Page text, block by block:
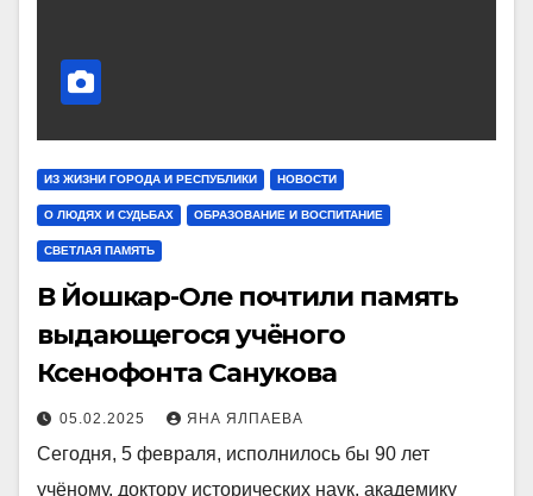
ИЗ ЖИЗНИ ГОРОДА И РЕСПУБЛИКИ НОВОСТИ
О ЛЮДЯХ И СУДЬБАХ ОБРАЗОВАНИЕ И ВОСПИТАНИЕ
СВЕТЛАЯ ПАМЯТЬ
В Йошкар-Оле почтили память
выдающегося учёного
Ксенофонта Санукова
05.02.2025 ЯНА ЯЛПАЕВА
Сегодня, 5 февраля, исполнилось бы 90 лет
учёному, доктору исторических наук, академику